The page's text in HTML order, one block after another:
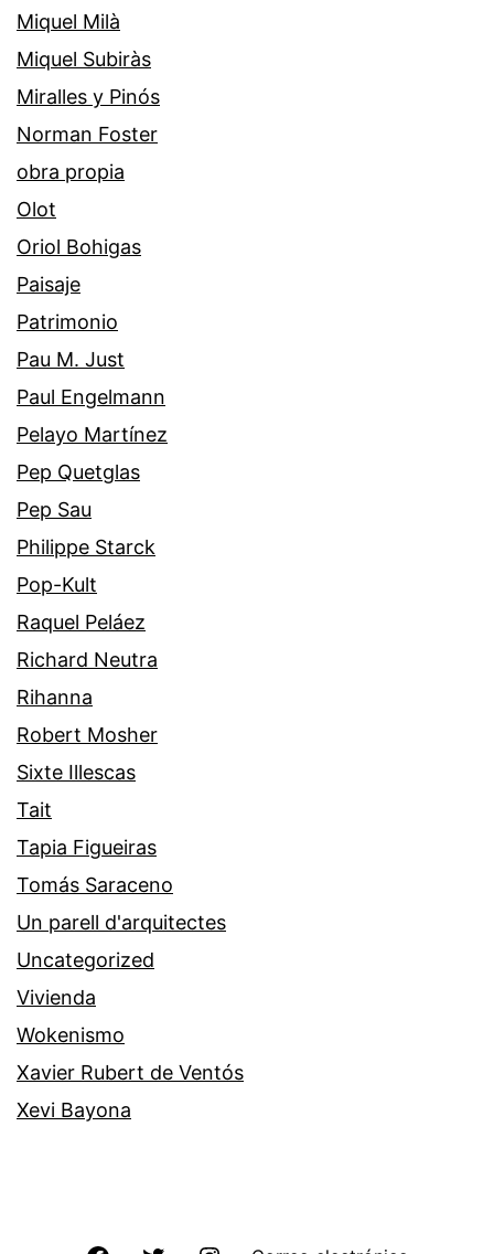
Miquel Milà
Miquel Subiràs
Miralles y Pinós
Norman Foster
obra propia
Olot
Oriol Bohigas
Paisaje
Patrimonio
Pau M. Just
Paul Engelmann
Pelayo Martínez
Pep Quetglas
Pep Sau
Philippe Starck
Pop-Kult
Raquel Peláez
Richard Neutra
Rihanna
Robert Mosher
Sixte Illescas
Tait
Tapia Figueiras
Tomás Saraceno
Un parell d'arquitectes
Uncategorized
Vivienda
Wokenismo
Xavier Rubert de Ventós
Xevi Bayona